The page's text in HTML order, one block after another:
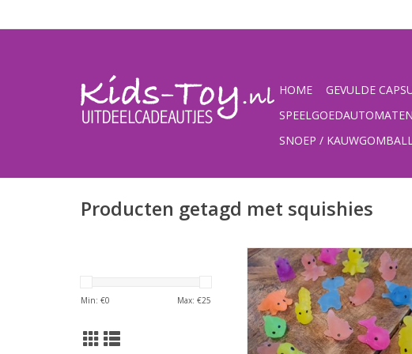
HOME GEVULDE
SPEELGOEDAUTOMATEN
SNOEP /
Producten getagd met squishies
Min: €0 Max: €25
Squishies: anti-stress figuurtjes;
kneed ze, rek ze uit, In diverse
uitvoeringen en kleuren,Per 50
stuks verpakt in 35 mm capsules,
Geschikt voor de
speelgoedautomaat,